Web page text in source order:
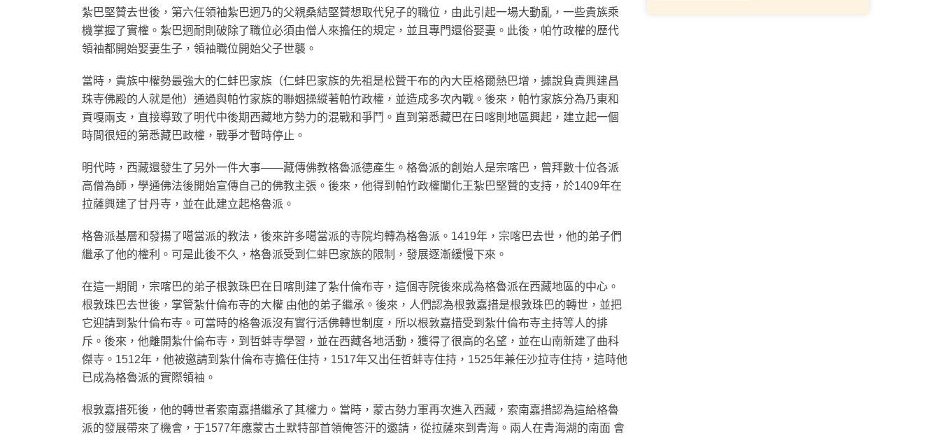
紮巴堅贊去世後，第六任領袖紮巴迥乃的父親桑結堅贊想取代兒子的職位，由此引起一場大動亂，一些貴族乘
機掌握了實權。紮巴迥耐則破除了職位必須由僧人來擔任的規定，並且專門還俗娶妻。此後，帕竹政權的歷代
領袖都開始娶妻生子，領袖職位開始父子世襲。
當時，貴族中權勢最強大的仁蚌巴家族（仁蚌巴家族的先祖是松贊干布的內大臣格爾熱巴增，據說負責興建昌
珠寺佛殿的人就是他）通過與帕竹家族的聯姻操縱著帕竹政權，並造成多次內戰。後來，帕竹家族分為乃東和
貢嘎兩支，直接導致了明代中後期西藏地方勢力的混戰和爭鬥。直到第悉藏巴在日喀則地區興起，建立起一個
時間很短的第悉藏巴政權，戰爭才暫時停止。
明代時，西藏還發生了另外一件大事——藏傳佛教格魯派德產生。格魯派的創始人是宗喀巴，曾拜數十位各派
高僧為師，學通佛法後開始宣傳自己的佛教主張。後來，他得到帕竹政權闡化王紮巴堅贊的支持，於1409年在
拉薩興建了甘丹寺，並在此建立起格魯派。
格魯派基層和發揚了噶當派的教法，後來許多噶當派的寺院均轉為格魯派。1419年，宗喀巴去世，他的弟子們
繼承了他的權利。可是此後不久，格魯派受到仁蚌巴家族的限制，發展逐漸緩慢下來。
在這一期間，宗喀巴的弟子根敦珠巴在日喀則建了紮什倫布寺，這個寺院後來成為格魯派在西藏地區的中心。
根敦珠巴去世後，掌管紮什倫布寺的大權 由他的弟子繼承。後來，人們認為根敦嘉措是根敦珠巴的轉世，並把
它迎請到紮什倫布寺。可當時的格魯派沒有實行活佛轉世制度，所以根敦嘉措受到紮什倫布寺主持等人的排
斥。後來，他離開紮什倫布寺，到哲蚌寺學習，並在西藏各地活動，獲得了很高的名望，並在山南新建了曲科
傑寺。1512年，他被邀請到紮什倫布寺擔任住持，1517年又出任哲蚌寺住持，1525年兼任沙拉寺住持，這時他
已成為格魯派的實際領袖。
根敦嘉措死後，他的轉世者索南嘉措繼承了其權力。當時，蒙古勢力軍再次進入西藏，索南嘉措認為這給格魯
派的發展帶來了機會，于1577年應蒙古土默特部首領俺答汗的邀請，從拉薩來到青海。兩人在青海湖的南面 會